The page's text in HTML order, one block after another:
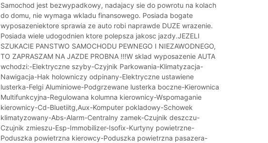
Samochod jest bezwypadkowy, nadajacy sie do powrotu na kolach
do domu, nie wymaga wkladu finansowego. Posiada bogate
wyposazeniektore sprawia ze auto robi naprawde DUZE wrazenie.
Posiada wiele udogodnien ktore polepsza jakosc jazdy.JEZELI
SZUKACIE PANSTWO SAMOCHODU PEWNEGO I NIEZAWODNEGO,
TO ZAPRASZAM NA JAZDE PROBNA !!!W sklad wyposazenie AUTA
wchodzi:-Elektryczne szyby-Czyjnik Parkowania-Klimatyzacja-
Nawigacja-Hak holowniczy odpinany-Elektryczne ustawiene
lusterka-Felgi Aluminiowe-Podgrzewane lusterka boczne-Kierownica
Multifunkcyjna-Regulowana kolumna kierownicy-Wspomaganie
kierownicy-Cd-Bluetiitg,Aux-Komputer pokladowy-Schowek
klimatyzowany-Abs-Alarm-Centralny zamek-Czujnik deszczu-
Czujnik zmieszu-Esp-Immobilizer-Isofix-Kurtyny powietrzne-
Poduszka powietrzna kierowcy-Poduszka powietrzna pasazera-